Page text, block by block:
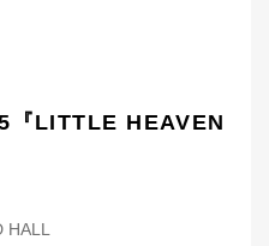
『LITTLE HEAVEN